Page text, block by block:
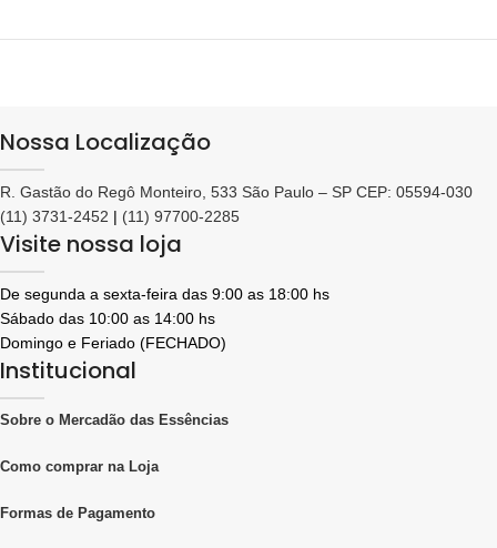
Nossa Localização
R. Gastão do Regô Monteiro, 533 São Paulo – SP CEP: 05594-030
(11) 3731-2452 | (11) 97700-2285
Visite nossa loja
De segunda a sexta-feira das 9:00 as 18:00 hs
Sábado das 10:00 as 14:00 hs
Domingo e Feriado (FECHADO)
Institucional
Sobre o Mercadão das Essências
Como comprar na Loja
Formas de Pagamento